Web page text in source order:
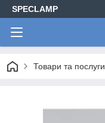
SPECLAMP
Товари та послуги